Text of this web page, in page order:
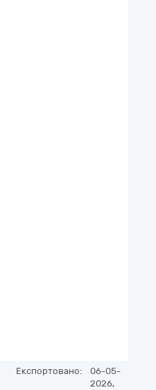
Експортовано:
06-05-
2026,